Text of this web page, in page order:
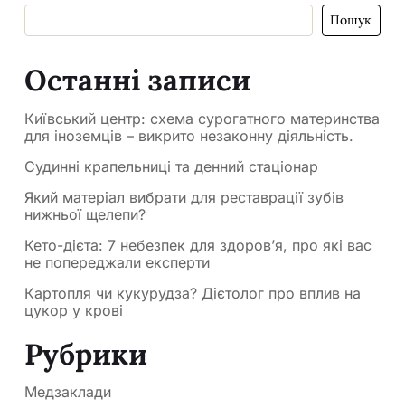
Пошук
Останні записи
Київський центр: схема сурогатного материнства
для іноземців – викрито незаконну діяльність.
Судинні крапельниці та денний стаціонар
Який матеріал вибрати для реставрації зубів
нижньої щелепи?
Кето-дієта: 7 небезпек для здоров’я, про які вас
не попереджали експерти
Картопля чи кукурудза? Дієтолог про вплив на
цукор у крові
Рубрики
Медзаклади